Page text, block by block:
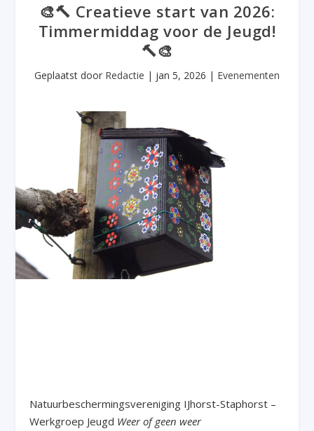
🎨🔨 Creatieve start van 2026:
Timmermiddag voor de Jeugd!
🔨🎨
Geplaatst door Redactie | jan 5, 2026 | Evenementen
Natuurbeschermingsvereniging IJhorst-Staphorst –
Werkgroep Jeugd Weer of geen weer